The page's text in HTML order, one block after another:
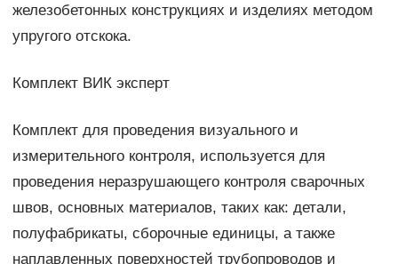
железобетонных конструкциях и изделиях методом
упругого отскока.
Комплект ВИК эксперт
Комплект для проведения визуального и
измерительного контроля, используется для
проведения неразрушающего контроля сварочных
швов, основных материалов, таких как: детали,
полуфабрикаты, сборочные единицы, а также
наплавленных поверхностей трубопроводов и